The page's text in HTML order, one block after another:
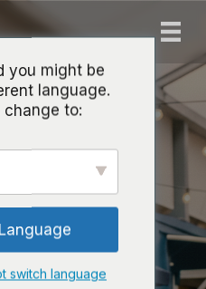
you might be
language.
to:
switch language